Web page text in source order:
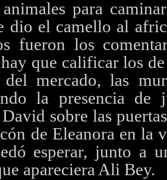
para
dio el camello al
fueron los
que calificar los
del mercado, las
la presencia de
sobre las
de Eleanora en la
esperar, junto a
apareciera Ali Bey.